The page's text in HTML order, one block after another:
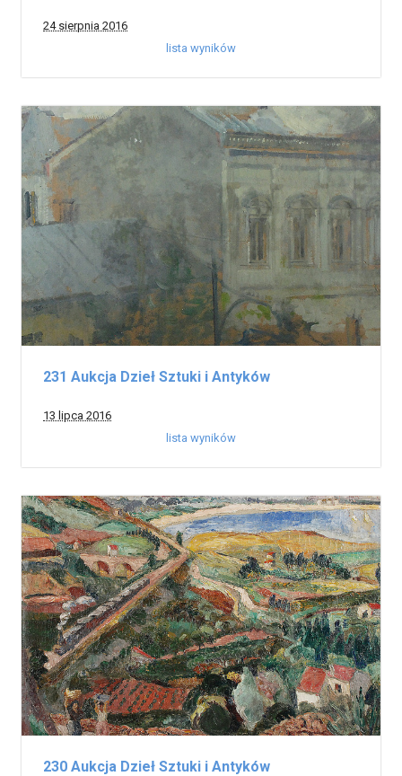
24 sierpnia 2016
lista wyników
231 Aukcja Dzieł Sztuki i Antyków
13 lipca 2016
lista wyników
230 Aukcja Dzieł Sztuki i Antyków